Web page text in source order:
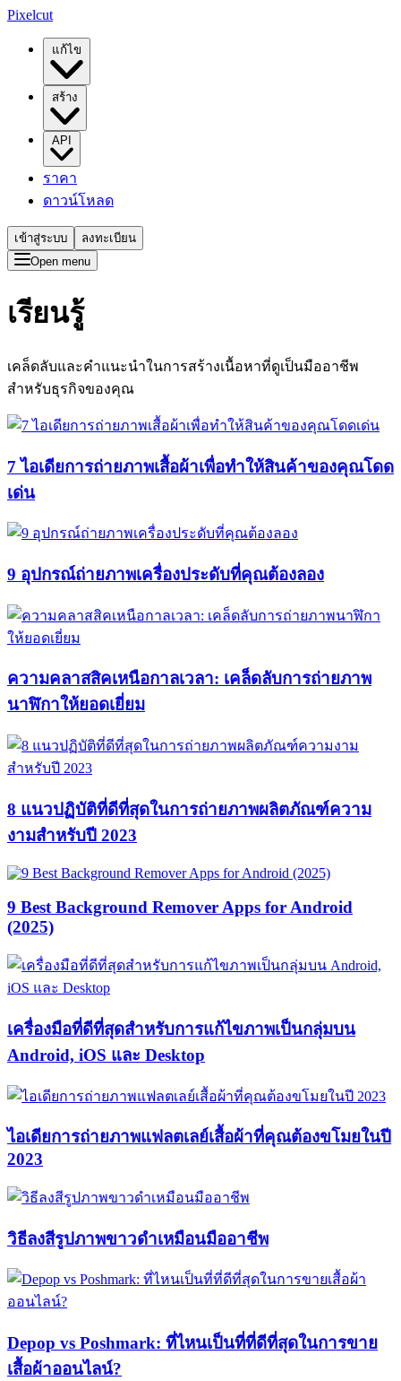
Pixelcut
แก้ไข
สร้าง
API
ราคา
ดาวน์โหลด
เข้าสู่ระบบ
ลงทะเบียน
Open menu
เรียนรู้
เคล็ดลับและคำแนะนำในการสร้างเนื้อหาที่ดูเป็นมืออาชีพ
สำหรับธุรกิจของคุณ
7 ไอเดียการถ่ายภาพเสื้อผ้าเพื่อทำให้สินค้าของคุณโดด
เด่น
9 อุปกรณ์ถ่ายภาพเครื่องประดับที่คุณต้องลอง
ความคลาสสิคเหนือกาลเวลา: เคล็ดลับการถ่ายภาพ
นาฬิกาให้ยอดเยี่ยม
8 แนวปฏิบัติที่ดีที่สุดในการถ่ายภาพผลิตภัณฑ์ความ
งามสำหรับปี 2023
9 Best Background Remover Apps for Android
(2025)
เครื่องมือที่ดีที่สุดสำหรับการแก้ไขภาพเป็นกลุ่มบน
Android, iOS และ Desktop
ไอเดียการถ่ายภาพแฟลตเลย์เสื้อผ้าที่คุณต้องขโมยในปี
2023
วิธีลงสีรูปภาพขาวดำเหมือนมืออาชีพ
Depop vs Poshmark: ที่ไหนเป็นที่ที่ดีที่สุดในการขาย
เสื้อผ้าออนไลน์?